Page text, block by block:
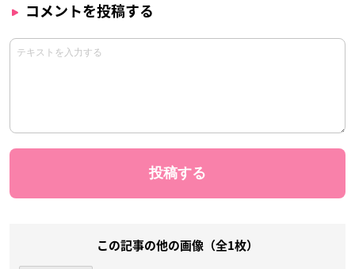
コメントを投稿する
この記事の他の画像（全1枚）